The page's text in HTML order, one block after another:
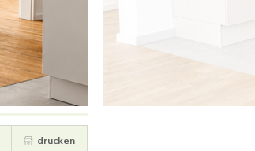
drucken